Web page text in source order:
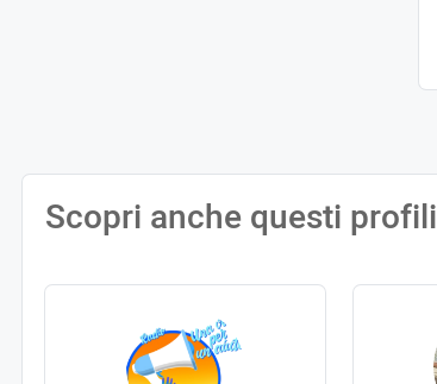
Scopri anche questi profili